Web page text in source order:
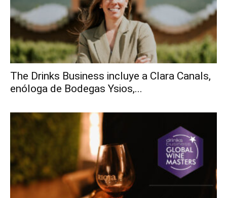
The Drinks Business incluye a Clara Canals,
enóloga de Bodegas Ysios,...